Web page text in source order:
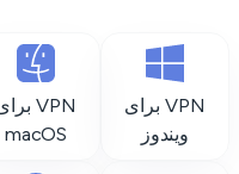
VPN برای
ویندوز
VPN برای
macOS